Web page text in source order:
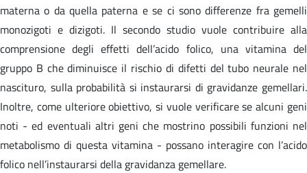
materna o da quella paterna e se ci sono differenze fra gemelli
monozigoti e dizigoti. Il secondo studio vuole contribuire alla
comprensione degli effetti dell’acido folico, una vitamina del
gruppo B che diminuisce il rischio di difetti del tubo neurale nel
nascituro, sulla probabilità si instaurarsi di gravidanze gemellari.
Inoltre, come ulteriore obiettivo, si vuole verificare se alcuni geni
noti - ed eventuali altri geni che mostrino possibili funzioni nel
metabolismo di questa vitamina - possano interagire con l’acido
folico nell’instaurarsi della gravidanza gemellare.